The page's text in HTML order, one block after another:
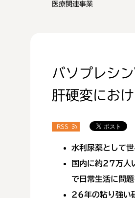
医療関連事業
バソプレシ
肝硬変にお
RSS
水利尿薬として
国内に約27万人
で日常生活に問題
26年の粘り強い